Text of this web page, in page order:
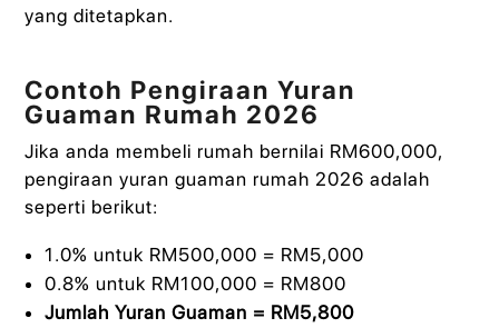
yang ditetapkan.
Contoh Pengiraan Yuran
Guaman Rumah 2026
Jika anda membeli rumah bernilai RM600,000,
pengiraan yuran guaman rumah 2026 adalah
seperti berikut:
1.0% untuk RM500,000 = RM5,000
0.8% untuk RM100,000 = RM800
Jumlah Yuran Guaman = RM5,800